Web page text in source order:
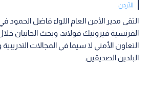
الأردن
التقى مدير الأمن العام اللواء فاضل الحمود
الفرنسية فيرونيك فولاند، وبحث الجانبان
التعاون الأمني لا سيما في المجالات التدريبية
البلدين الصديقين.